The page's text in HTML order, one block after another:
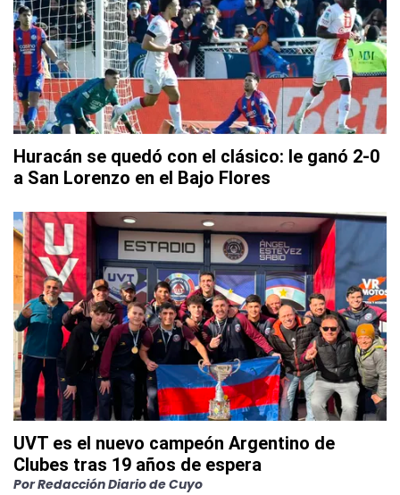
Huracán se quedó con el clásico: le ganó 2-0
a San Lorenzo en el Bajo Flores
UVT es el nuevo campeón Argentino de
Clubes tras 19 años de espera
PorRedacción Diario de Cuyo